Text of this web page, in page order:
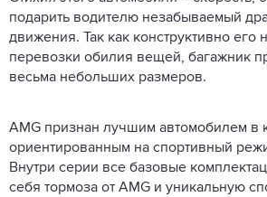
подарить водителю незабываемый
движения. Так как конструктивно его
перевозки обилия вещей, багажник
весьма небольших размеров.
AMG признан лучшим автомобилем в
ориентированным на спортивный
Внутри серии все базовые
себя тормоза от AMG и уникальную